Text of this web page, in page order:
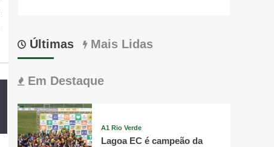
Últimas Mais Lidas
Em Destaque
A1 Rio Verde
Lagoa EC é campeão da